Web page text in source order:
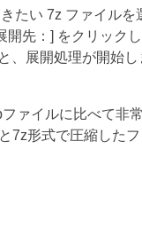
たい 7z ファイルを
開先：] をクリック
、展開処理が開始し
ァイルに比べて非
7z形式で圧縮した